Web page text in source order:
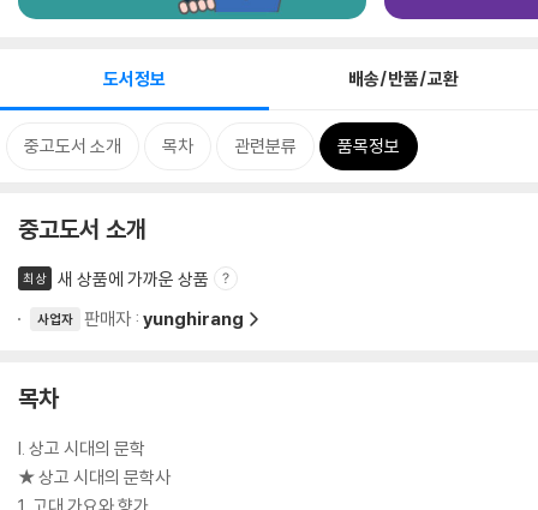
도서정보 배송/반품/교환
중고도서 소개 목차 관련분류 품목정보
중고도서 소개
최상 새 상품에 가까운 상품
사업자 판매자 : yunghirang
목차
I. 상고 시대의 문학
★ 상고 시대의 문학사